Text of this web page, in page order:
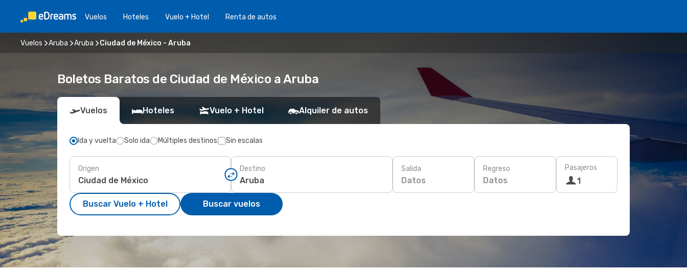
Vuelos Hoteles Vuelo + Hotel Renta de autos
Vuelos Aruba Aruba Ciudad de México - Aruba
Boletos Baratos de Ciudad de México a Aruba
Vuelos Hoteles Vuelo + Hotel Alquiler de autos
Ida y vuelta Solo ida Múltiples destinos Sin escalas
Origen Destino Salida
Datos
Regreso
Datos
Pasajeros
1
Buscar Vuelo + Hotel Buscar vuelos